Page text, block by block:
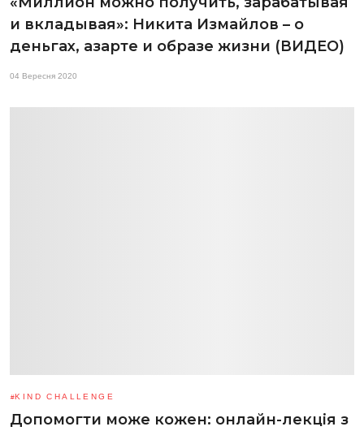
и вкладывая»: Никита Измайлов – о
деньгах, азарте и образе жизни (ВИДЕО)
04 Вересня 2020
KIND CHALLENGE
Допомогти може кожен: онлайн-лекція з